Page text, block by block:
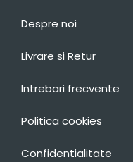
Despre noi
Livrare si Retur
Intrebari frecvente
Politica cookies
Confidentialitate